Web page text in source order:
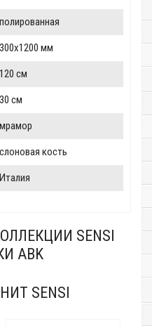
полированная
300x1200 мм
120 см
30 см
мрамор
слоновая кость
Италия
SENSI
ABK
SENSI